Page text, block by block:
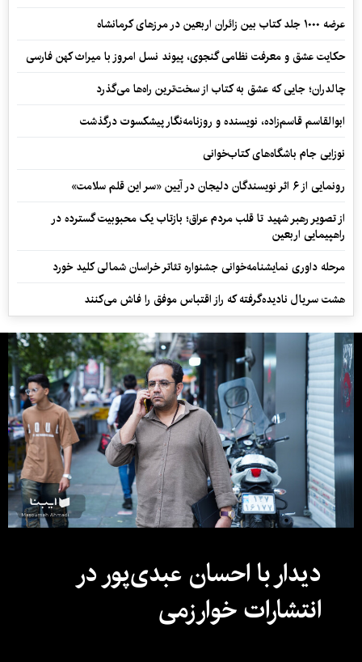
عرضه ۱۰۰۰ جلد کتاب بین زائران اربعین در مرزهای کرمانشاه
حکایت عشق و معرفت نظامی گنجوی، پیوند نسل امروز با میراث کهن فارسی
چالدران؛ جایی که عشق به کتاب از سخت‌ترین راه‌ها می‌گذرد
ابوالقاسم قاسم‌زاده، نویسنده و روزنامه‌نگار پیشکسوت درگذشت
نوزایی جام باشگاه‌های کتاب‌خوانی
رونمایی از ۶ اثر نویسندگان دلیجان در آیین «سر این قلم سلامت»
از تصویر رهبر شهید تا قلب مردم عراق؛ بازتاب یک محبوبیت گسترده در
راهپیمایی اربعین
مرحله داوری نمایشنامه‌خوانی جشنواره تئاتر خراسان شمالی کلید خورد
هشت سریال نادیده‌گرفته که راز اقتباس موفق را فاش می‌کنند
دیدار با احسان عبدی‌پور در
انتشارات خوارزمی